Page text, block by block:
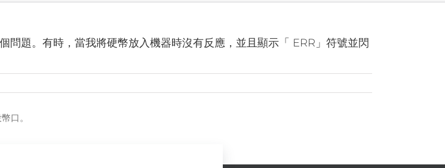
題。有時，當我將硬幣放入機器時沒有反應，並且顯示「 ERR」符號並閃
口。